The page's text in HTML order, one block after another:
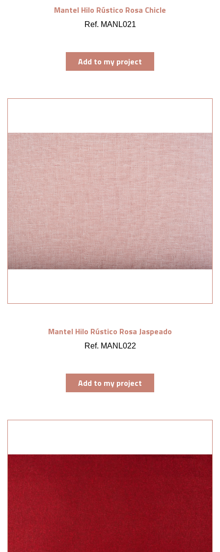
Mantel Hilo Rústico Rosa Chicle
Ref. MANL021
Add to my project
Mantel Hilo Rústico Rosa Jaspeado
Ref. MANL022
Add to my project